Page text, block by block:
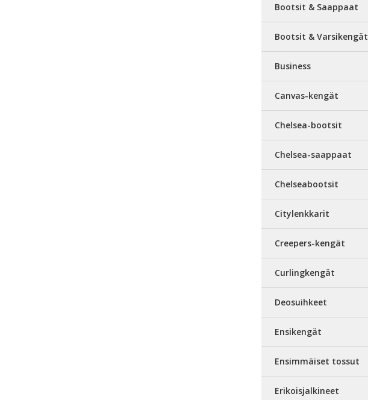
Bootsit & Saappaat
Bootsit & Varsikengät
Business
Canvas-kengät
Chelsea-bootsit
Chelsea-saappaat
Chelseabootsit
Citylenkkarit
Creepers-kengät
Curlingkengät
Deosuihkeet
Ensikengät
Ensimmäiset tossut
Erikoisjalkineet